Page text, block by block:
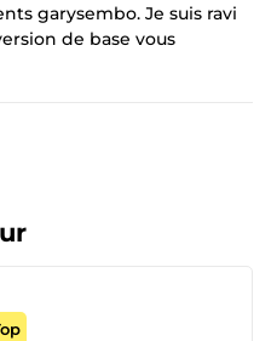
garysembo. Je suis ravi
de base vous